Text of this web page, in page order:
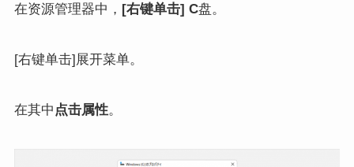
在资源管理器中， [右键单击] C盘。
[右键单击]展开菜单。
在其中 点击属性。